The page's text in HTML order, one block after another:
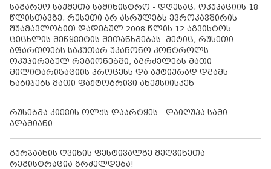
საგარეო საქმეთა სამინისტრო - დღესაც, ოკუპაციის 18
წლისთავზე, რუსეთი არ ასრულებს ევროკავშირის
შუამავლობით დადებულ 2008 წლის 12 აგვისტოს
ცეცხლის შეწყვეტის შეთანხმებას. მეტიც, რუსეთი
აფართოებს საკუთარ უკანონო კონტროლს
ოკუპირებულ რეგიონებში, აგრძელებს მათი
მილიტარიზაციის პროცესს და აქტიურად დგამს
ნაბიჯებს მათი ფაქტობრივი ანექსიისკენ
რუსებმა კიევის ოლქს დაარტყეს - დაიღუპა სამი
ადამიანი
გურჯაანის ღვინის ფესტივალზე მეღვინეთა
რეგისტრაცია გრძელდება!